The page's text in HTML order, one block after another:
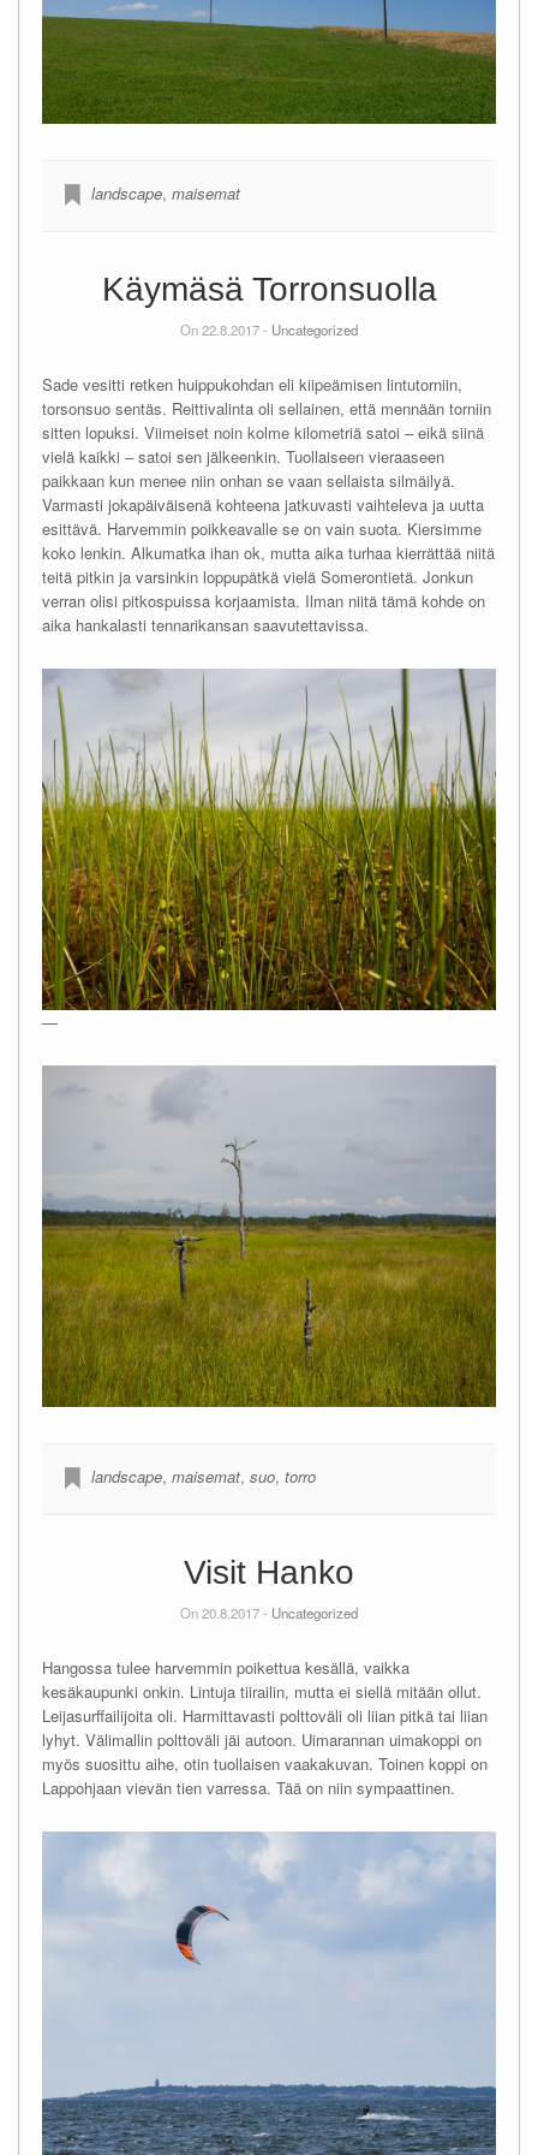
landscape, maisemat
Käymäsä Torronsuolla
On 22.8.2017 - Uncategorized
Sade vesitti retken huippukohdan eli kiipeämisen lintutorniin,
torsonsuo sentäs. Reittivalinta oli sellainen, että mennään torniin
sitten lopuksi. Viimeiset noin kolme kilometriä satoi – eikä siinä
vielä kaikki – satoi sen jälkeenkin. Tuollaiseen vieraaseen
paikkaan kun menee niin onhan se vaan sellaista silmäilyä.
Varmasti jokapäiväisenä kohteena jatkuvasti vaihteleva ja uutta
esittävä. Harvemmin poikkeavalle se on vain suota. Kiersimme
koko lenkin. Alkumatka ihan ok, mutta aika turhaa kierrättää niitä
teitä pitkin ja varsinkin loppupätkä vielä Somerontietä. Jonkun
verran olisi pitkospuissa korjaamista. Ilman niitä tämä kohde on
aika hankalasti tennarikansan saavutettavissa.
—
landscape, maisemat, suo, torro
Visit Hanko
On 20.8.2017 - Uncategorized
Hangossa tulee harvemmin poikettua kesällä, vaikka
kesäkaupunki onkin. Lintuja tiirailin, mutta ei siellä mitään ollut.
Leijasurffailijoita oli. Harmittavasti polttoväli oli liian pitkä tai liian
lyhyt. Välimallin polttoväli jäi autoon. Uimarannan uimakoppi on
myös suosittu aihe, otin tuollaisen vaakakuvan. Toinen koppi on
Lappohjaan vievän tien varressa. Tää on niin sympaattinen.